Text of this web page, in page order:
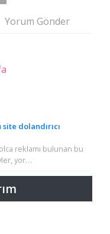
Yorum Gönder
dolandırıcı
reklamı bulunan bu
yor…